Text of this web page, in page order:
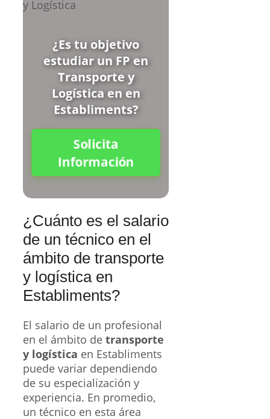
¿Es tu objetivo
estudiar un FP en
Transporte y
Logística en en
Establiments?
Solicita
Información
¿Cuánto es el salario
de un técnico en el
ámbito de transporte
y logística en
Establiments?
El salario de un profesional
en el ámbito de transporte
y logística en Establiments
puede variar dependiendo
de su especialización y
experiencia. En promedio,
un técnico en esta área